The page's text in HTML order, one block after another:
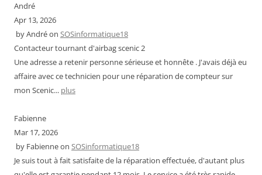
André
Apr 13, 2026
byAndréon SOSinformatique18
Contacteur tournant d'airbag scenic 2
Une adresse a retenir personne sérieuse et honnête . J'avais déjà eu
affaire avec ce technicien pour une réparation de compteur sur
mon Scenic... plus
Fabienne
Mar 17, 2026
by Fabienneon SOSinformatique18
Je suis tout à fait satisfaite de la réparation effectuée, d'autant plus